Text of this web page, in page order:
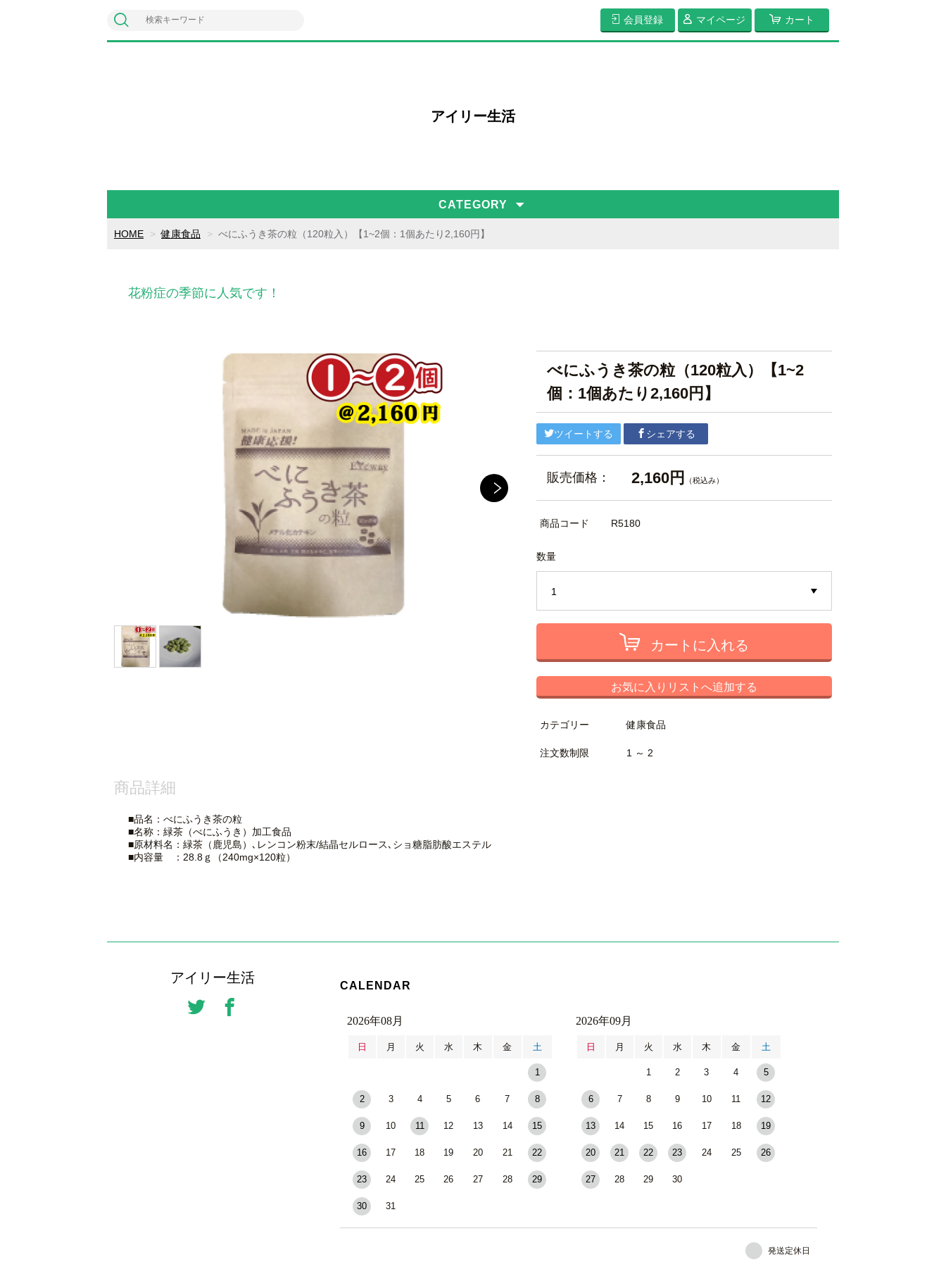
アイリー生活
会員登録 マイページ カート
CATEGORY
HOME 健康食品 べにふうき茶の粒（120粒入）【1~2個：1個あたり2,160円】
花粉症の季節に人気です！
べにふうき茶の粒（120粒入）【1~2
個：1個あたり2,160円】
ツイートする シェアする
販売価格： 2,160円 （税込み）
商品コード R5180
数量
カートに入れる
お気に入りリストへ追加する
カテゴリー 健康食品
注文数制限 1 ～ 2
商品詳細
■品名：べにふうき茶の粒
■名称：緑茶（べにふうき）加工食品
■原材料名：緑茶（鹿児島）､レンコン粉末/結晶セルロース､ショ糖脂肪酸エステル
■内容量 ：28.8ｇ（240mg×120粒）
アイリー生活
CALENDAR
2026年08月
日 月 火 水 木 金 土
1
2 3 4 5 6 7 8
9 10 11 12 13 14 15
16 17 18 19 20 21 22
23 24 25 26 27 28 29
30 31
2026年09月
日 月 火 水 木 金 土
1 2 3 4 5
6 7 8 9 10 11 12
13 14 15 16 17 18 19
20 21 22 23 24 25 26
27 28 29 30
発送定休日